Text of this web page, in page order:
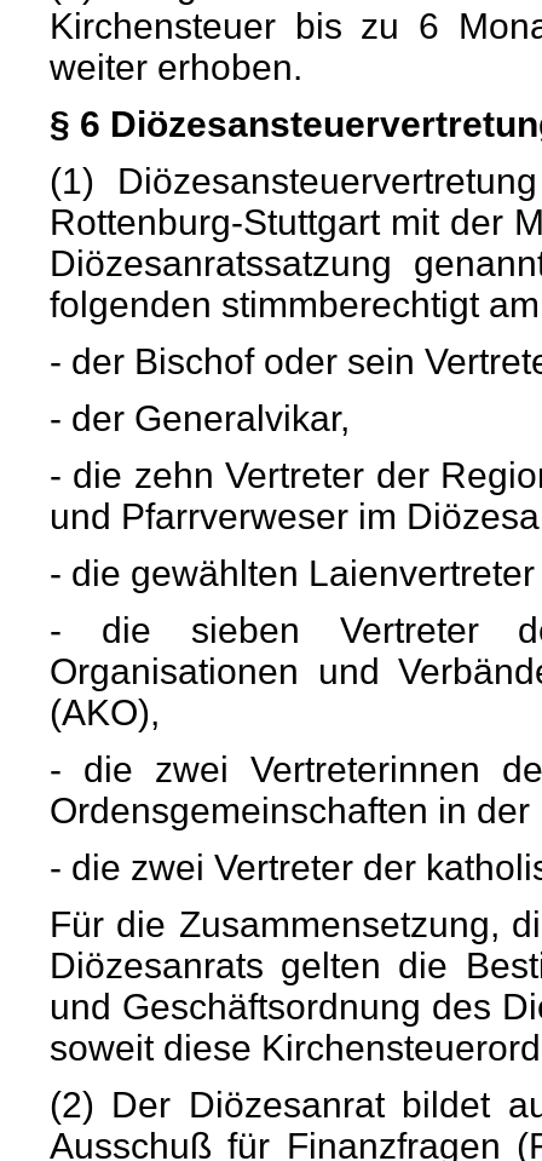
Kirchensteuer bis zu 6
weiter erhoben.
§ 6
(1)
Rottenburg-Stuttgart mit der
Diözesanratssatzung
folgenden stimmberechtigt
- der Bischof oder sein
- der Generalvikar,
- die zehn Vertreter der
und Pfarrverweser im
- die gewählten
- die sieben Vertreter
Organisationen und
(AKO),
- die zwei Vertreterinnen
Ordensgemeinschaften in
- die zwei Vertreter der
Für die Zusammensetzung,
Diözesanrats gelten die
und Geschäftsordnung des
soweit diese
(2) Der Diözesanrat bildet
Ausschuß für Finanzfragen